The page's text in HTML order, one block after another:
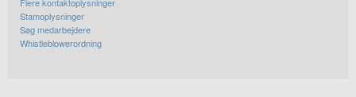
Flere kontaktoplysninger
Stamoplysninger
Søg medarbejdere
Whistleblowerordning